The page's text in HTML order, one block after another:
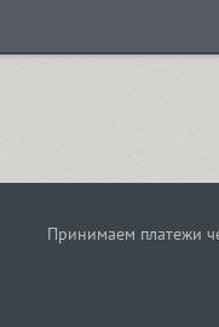
Принимаем платежи